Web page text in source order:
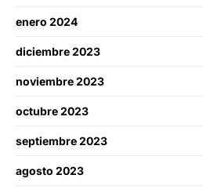
enero 2024
diciembre 2023
noviembre 2023
octubre 2023
septiembre 2023
agosto 2023